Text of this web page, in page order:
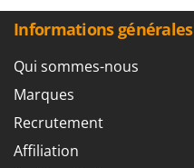
Informations générales
Qui sommes-nous
Marques
Recrutement
Affiliation